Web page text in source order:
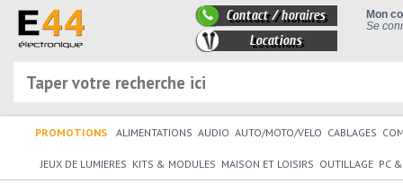
Mon
Se
Contact / horaires
Locations
PROMOTIONS ALIMENTATIONS AUDIO AUTO/MOTO/VELO CABLAGES
JEUX DE LUMIERES KITS & MODULES MAISON ET LOISIRS OUTILLAGE PC